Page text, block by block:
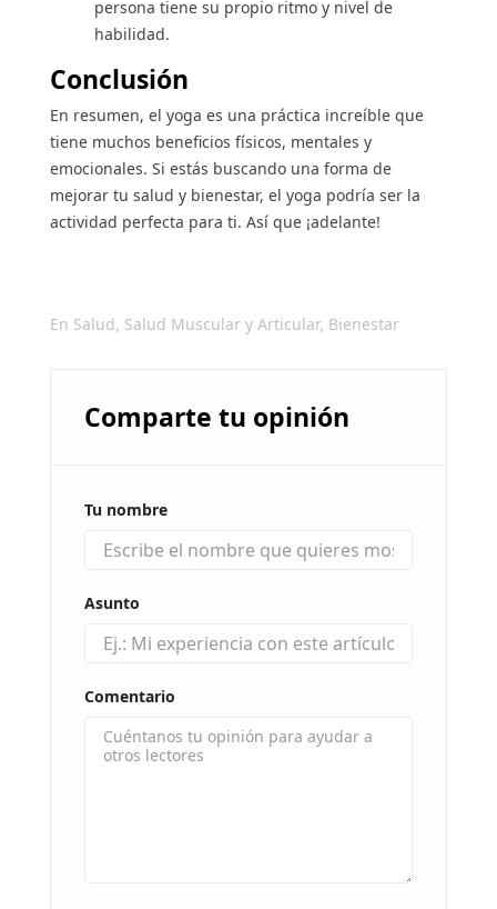
persona tiene su propio ritmo y nivel de
habilidad.
Conclusión
En resumen, el yoga es una práctica increíble que
tiene muchos beneficios físicos, mentales y
emocionales. Si estás buscando una forma de
mejorar tu salud y bienestar, el yoga podría ser la
actividad perfecta para ti. Así que ¡adelante!
En Salud, Salud Muscular y Articular, Bienestar
Comparte tu opinión
Tu nombre
Asunto
Comentario